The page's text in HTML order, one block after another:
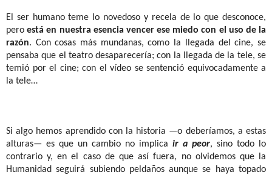
El ser humano teme lo novedoso y recela de lo que desconoce,
peroestá en nuestra esencia vencer ese miedo con el uso de la
razón. Con cosas más mundanas, como la llegada del cine, se
pensaba que el teatro desaparecería; con la llegada de la tele, se
temió por el cine; con el vídeo se sentenció equivocadamente a
la tele…
Si algo hemos aprendido con la historia —o deberíamos, a estas
alturas— es que un cambio no implica ir a peor, sino todo lo
contrario y, en el caso de que así fuera, no olvidemos que la
Humanidad seguirá subiendo peldaños aunque se haya topado